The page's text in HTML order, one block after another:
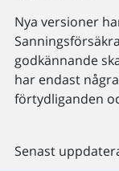
Nya versioner
godkännande
har endast
förtydliganden
Senast